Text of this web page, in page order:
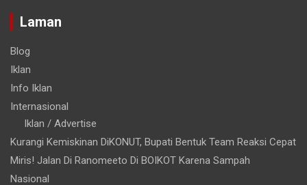
Laman
Blog
Iklan
Info Iklan
Internasional
Iklan / Advertise
Kurangi Kemiskinan DiKONUT, Bupati Bentuk Team Reaksi Cepat
Miris! Jalan Di Ranomeeto Di BOIKOT Karena Sampah
Nasional